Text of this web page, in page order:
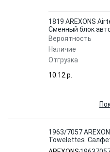
1819 AREXONS
Сменный блок
Вероятность
Наличие
Отгрузка
10.12 p.
1963/7057
Towelettes.
ш